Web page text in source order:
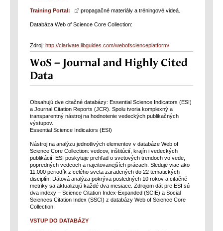
Training Portal: propagačné materiály a tréningové videá.
Databáza Web of Science Core Collection:
Zdroj: http://clarivate.libguides.com/webofscienceplatform/
WoS – Journal and Highly Cited
Data
Obsahujú dve citačné databázy: Essential Science Indicators (ESI)
a Journal Citation Reports (JCR). Spolu tvoria komplexný a
transparentný nástroj na hodnotenie vedeckých publikačných
výstupov.
Essential Science Indicators (ESI)
Nástroj na analýzu jednotlivých elementov v databáze Web of
Science Core Collection: vedcov, inštitúcií, krajín i vedeckých
publikácií. ESI poskytuje prehľad o svetových trendoch vo vede,
popredných vedcoch a najcitovanejších prácach. Sleduje viac ako
11.000 periodík z celého sveta zaradených do 22 tematických
disciplín. Dátová analýza pokrýva posledných 10 rokov a citačné
metriky sa aktualizujú každé dva mesiace. Zdrojom dát pre ESI sú
dva indexy – Science Citation Index-Expanded (SCIE) a Social
Sciences Citation Index (SSCI) z databázy Web of Science Core
Collection.
VSTUP DO DATABÁZY